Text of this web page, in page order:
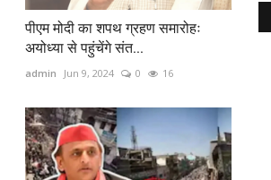
पीएम मोदी का शपथ ग्रहण समारोहः
अयोध्या से पहुंचेंगे संत...
admin Jun 9, 2024 0 16